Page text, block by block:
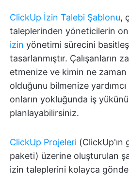
ClickUp İzin Talebi Şablonu,
taleplerinden yöneticilerin
izin yönetimi sürecini
tasarlanmıştır. Çalışanların
etmenize ve kimin ne zaman
olduğunu bilmenize
onların yokluğunda iş
planlayabilirsiniz.
ClickUp Projeleri (ClickUp'ın
paketi) üzerine oluşturulan
izin taleplerini kolayca